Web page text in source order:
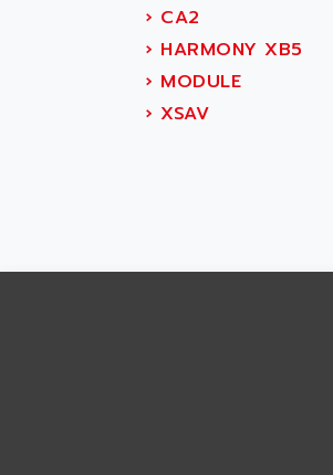
ABSOCODER
ABUS
ABUS ELECTRONIC
AC
ACBEL
› CA2
› HARMONY XB5
› MODULE
› XSAV